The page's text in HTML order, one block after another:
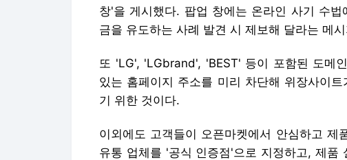
창'을 게시했다. 팝업 창에는 온라인 사기 수
금을 유도하는 사례 발견 시 제보해 달라는 메
또 'LG', 'LGbrand', 'BEST' 등이 포함된 도메
있는 홈페이지 주소를 미리 차단해 위장사이
기 위한 것이다.
이외에도 고객들이 오픈마켓에서 안심하고
유통 업체를 '공식 인증점'으로 지정하고, 제품